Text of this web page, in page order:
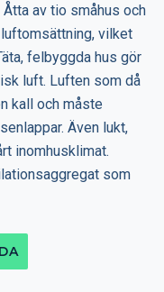
av tio småhus och
vilket
felbyggda hus gör
luft. Luften som då
kall och måste
Även lukt,
inomhusklimat.
som